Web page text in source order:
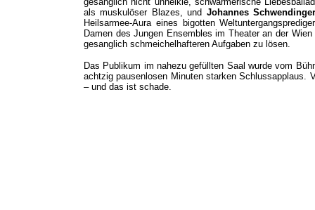
als muskulöser Blazes, und Johannes
Heilsarmee-Aura eines bigotten
Damen des Jungen Ensembles im Theater an der
gesanglich schmeichelhafteren Aufgaben zu lösen.
Das Publikum im nahezu gefüllten Saal wurde vom
achtzig pausenlosen Minuten starken Schlussapplaus.
– und das ist schade.